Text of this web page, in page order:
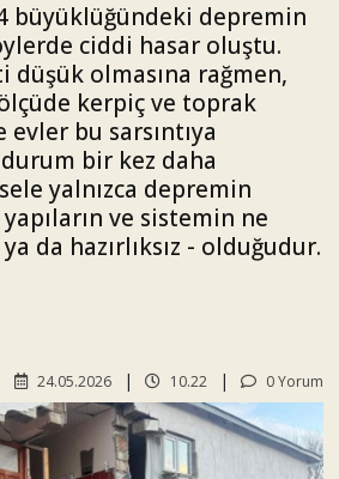
4 büyüklüğündeki depremin
ciddi hasar oluştu.
düşük olmasına rağmen,
kerpiç ve toprak
bu sarsıntıya
bir kez daha
yalnızca depremin
ve sistemin ne
da hazırlıksız - olduğudur.
0 Yorum
10.22
24.05.2026